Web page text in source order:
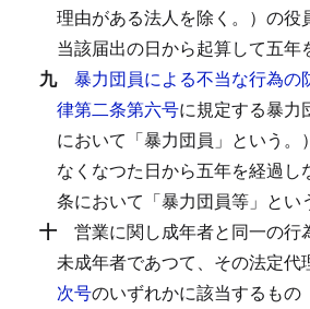
理由がある法人を除く。）の役
当該届出の日から起算して五年
九 暴力団員による不当な行為の
律第二条第六号に規定する暴力
において「暴力団員」という。
なくなつた日から五年を経過し
条において「暴力団員等」とい
十 営業に関し成年者と同一の行
未成年者であつて、その法定代
次号のいずれかに該当するもの